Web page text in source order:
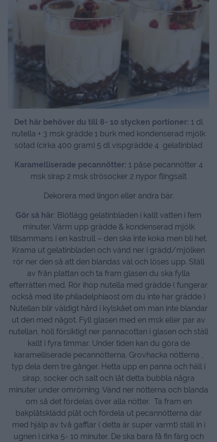
Det här behöver du till 8- 10 stycken portioner: 1 dl
nutella + 3 msk grädde 1 burk med kondenserad mjölk
sötad (cirka 400 gram) 5 dl vispgrädde 4 gelatinblad
Karamelliserade pecannötter: 1 påse pecannötter 4
msk sirap 2 msk strösocker 2 nypor flingsalt
Dekorera med lingon eller andra bär.
Gör så här: Blötlägg gelatinbladen i kallt vatten i fem
minuter. Värm upp grädde & kondenserad mjölk
tillsammans i en kastrull – den ska inte koka men bli het.
Krama ut gelatinbladen och vänd ner i grädd/mjölken
rör ner den så att den blandas väl och löses upp. Ställ
av från plattan och ta fram glasen du ska fylla
efterrätten med. Rör ihop nutella med grädde ( fungerar
också med lite philadelphiaost om du inte har grädde )
Nutellan blir väldigt hård i kylskået om man inte blandar
ut den med något. Fyll glasen med en msk eller par av
nutellan, höll försiktigt ner pannacottan i glasen och ställ
kallt i fyra timmar. Under tiden kan du göra de
karamelliserade pecannötterna. Grovhacka nötterna ,
typ dela dem tre gånger. Hetta upp en panna och häll i
sirap, socker och salt och låt detta bubbla några
minuter under omrörning. Vänd ner nötterna och blanda
om så det fördelas över alla nötter. Ta fram en
bakplåtsklädd plåt och fördela ut pecannötterna där
med hjälp av två gafflar ( detta är super varmt) ställ in i
ugnen i cirka 5- 10 minuter. De ska bara få fin färg och